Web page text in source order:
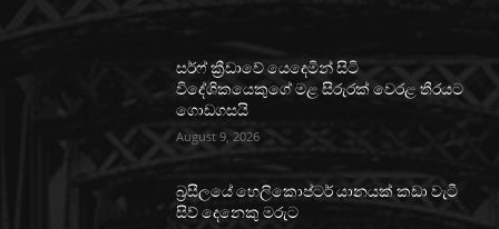
සර්ෆ් ක්‍රීඩාවේ යෙදෙමින් සිටි
විදේශිකයෙකුගේ මළ සිරුරක් වෙරළ තීරයට
ගොඩගසයි
August 9, 2026
බ්‍රසීලයේ හෙලිකොප්ටර් යානයක් කඩා වැටී
සිව් දෙනෙකු මරුට